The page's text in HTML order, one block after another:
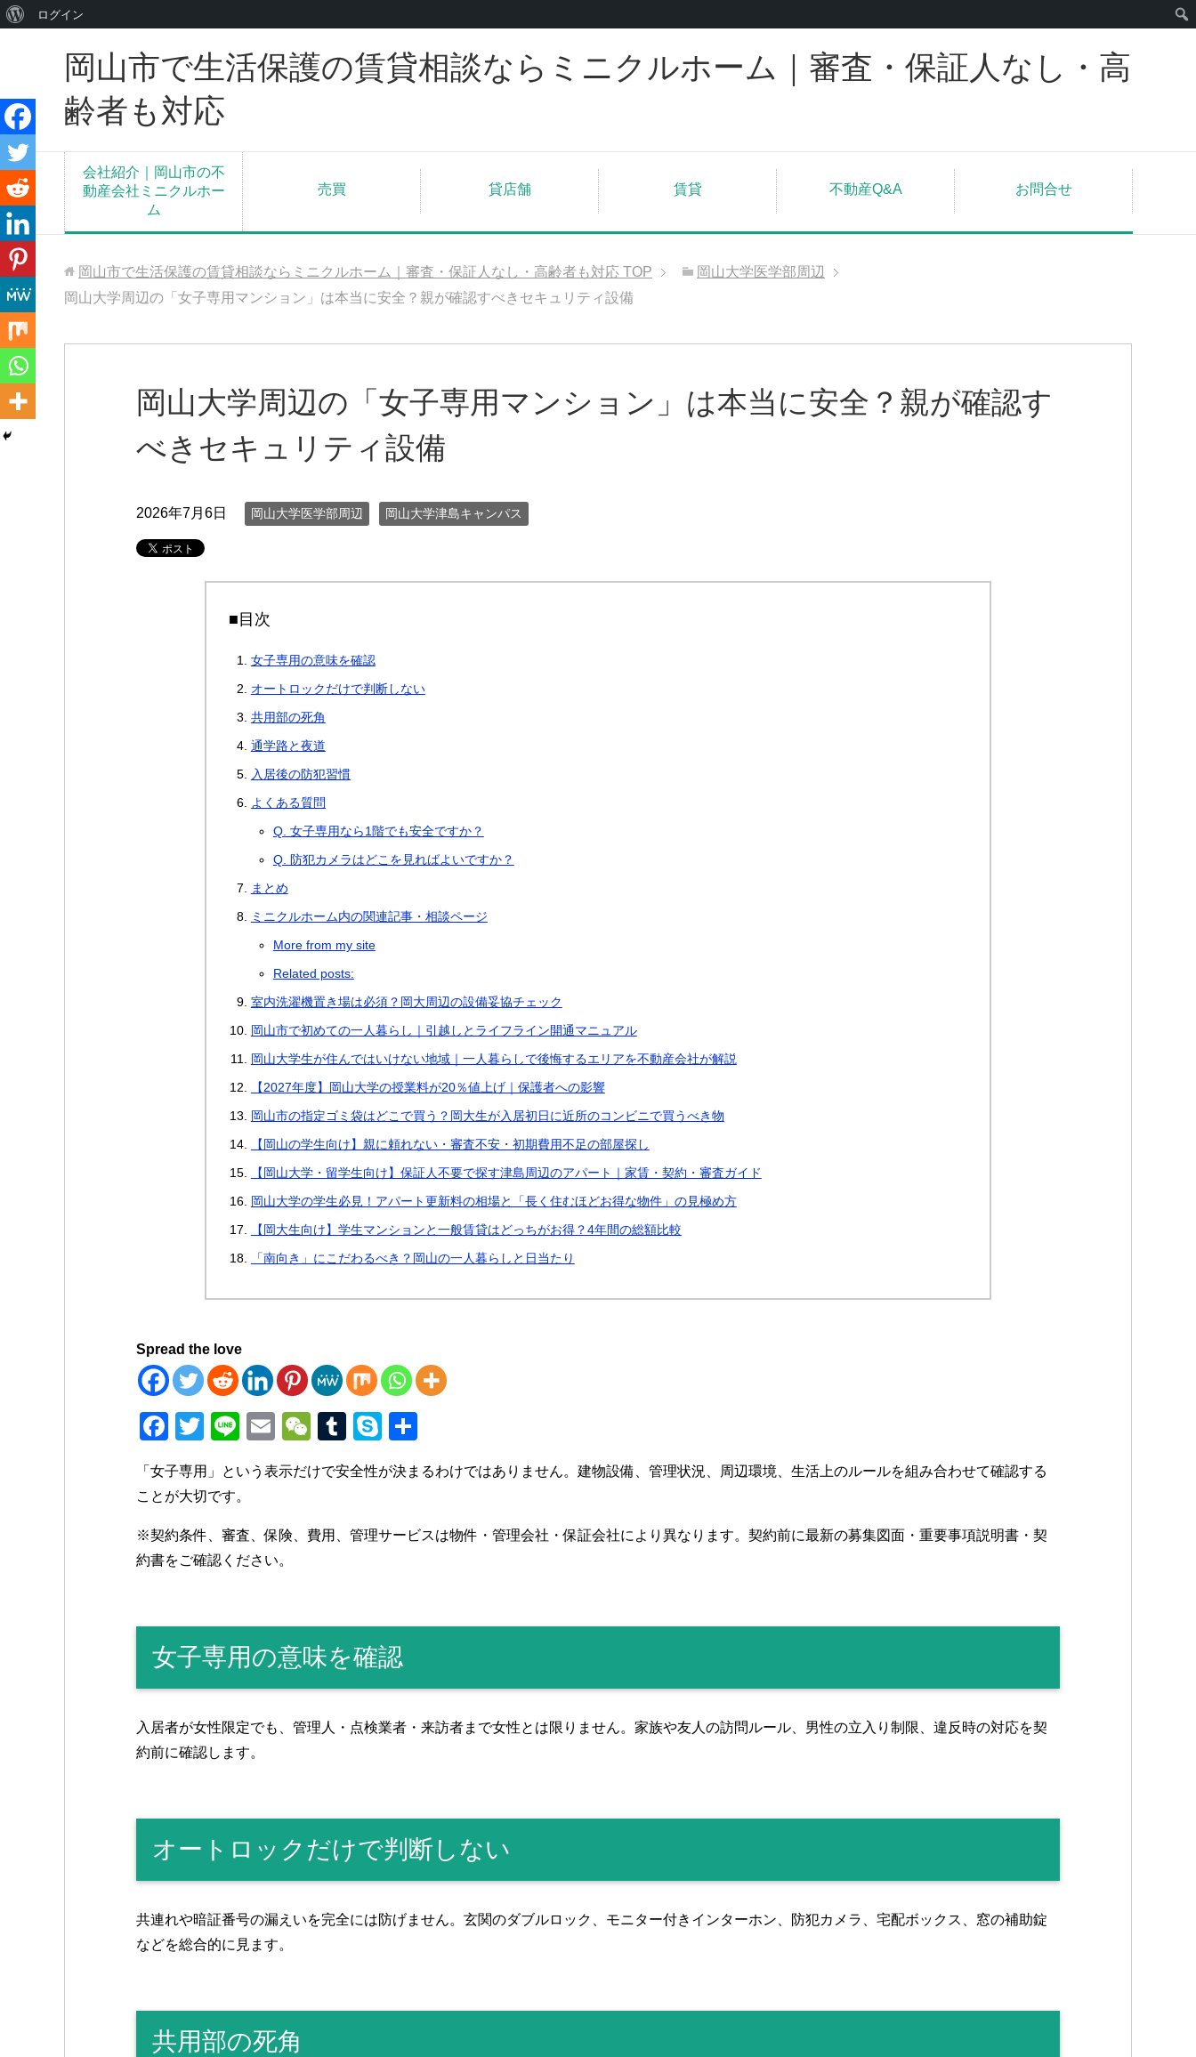
岡山市で生活保護の賃貸相談ならミニクルホーム｜審査・保証人なし・高
齢者も対応
会社紹介｜岡山市の不
動産会社ミニクルホー
ム
売買 貸店舗 賃貸 不動産Q&A お問合せ
岡山市で生活保護の賃貸相談ならミニクルホーム｜審査・保証人なし・高齢者も対応 TOP
岡山大学医学部周辺
岡山大学周辺の「女子専用マンション」は本当に安全？親が確認すべきセキュリティ設備
岡山大学周辺の「女子専用マンション」は本当に安全？親が確認す
べきセキュリティ設備
2026年7月6日 岡山大学医学部周辺 岡山大学津島キャンパス
■目次
女子専用の意味を確認
オートロックだけで判断しない
共用部の死角
通学路と夜道
入居後の防犯習慣
よくある質問
Q. 女子専用なら1階でも安全ですか？
Q. 防犯カメラはどこを見ればよいですか？
まとめ
ミニクルホーム内の関連記事・相談ページ
More from my site
Related posts:
室内洗濯機置き場は必須？岡大周辺の設備妥協チェック
岡山市で初めての一人暮らし｜引越しとライフライン開通マニュアル
岡山大学生が住んではいけない地域｜一人暮らしで後悔するエリアを不動産会社が解説
【2027年度】岡山大学の授業料が20％値上げ｜保護者への影響
岡山市の指定ゴミ袋はどこで買う？岡大生が入居初日に近所のコンビニで買うべき物
【岡山の学生向け】親に頼れない・審査不安・初期費用不足の部屋探し
【岡山大学・留学生向け】保証人不要で探す津島周辺のアパート｜家賃・契約・審査ガイド
岡山大学の学生必見！アパート更新料の相場と「長く住むほどお得な物件」の見極め方
【岡大生向け】学生マンションと一般賃貸はどっちがお得？4年間の総額比較
「南向き」にこだわるべき？岡山の一人暮らしと日当たり
Spread the love
F
c
e
b
o
k
T
tt
er
Li
e
E
ail
W
C
at
T
m
r
S
ky
p
「女子専用」という表示だけで安全性が決まるわけではありません。建物設備、管理状況、周辺環境、生活上のルールを組み合わせて確認する
ことが大切です。
※契約条件、審査、保険、費用、管理サービスは物件・管理会社・保証会社により異なります。契約前に最新の募集図面・重要事項説明書・契
約書をご確認ください。
女子専用の意味を確認
入居者が女性限定でも、管理人・点検業者・来訪者まで女性とは限りません。家族や友人の訪問ルール、男性の立入り制限、違反時の対応を契
約前に確認します。
オートロックだけで判断しない
共連れや暗証番号の漏えいを完全には防げません。玄関のダブルロック、モニター付きインターホン、防犯カメラ、宅配ボックス、窓の補助錠
などを総合的に見ます。
共用部の死角
WordPress
い
て
ログイン